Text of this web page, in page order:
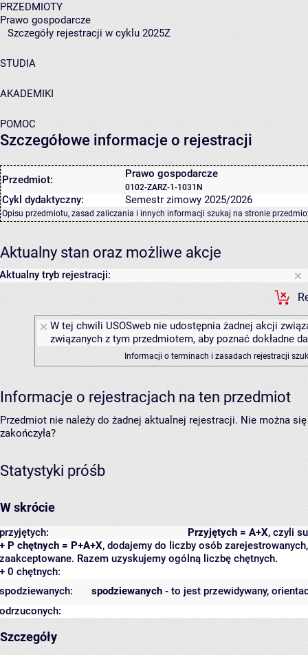
PRZEDMIOTY
Prawo gospodarcze
Szczegóły rejestracji w cyklu 2025Z
STUDIA
AKADEMIKI
POMOC
Szczegółowe informacje o rejestracji
Przedmiot: Prawo gospodarcze
0102-ZARZ-1-1031N
Cykl dydaktyczny: Semestr zimowy 2025/2026
Opisu przedmiotu, zasad zaliczania i innych informacji szukaj na stronie
Aktualny stan oraz możliwe akcje
Aktualny tryb rejestracji:
W tej chwili USOSweb nie udostępnia żadnej akcji
związanych z tym przedmiotem, aby poznać dokładne
Informacji o terminach i zasadach rejestracji
Informacje o rejestracjach na ten przedmiot
Przedmiot nie należy do żadnej aktualnej rejestracji. Nie można
zakończyła?
Statystyki próśb
W skrócie
Przyjętych = A+X, czyli
przyjętych:
+ P chętnych = P+A+X, dodajemy do liczby osób
zaakceptowane. Razem uzyskujemy ogólną liczbę chętnych.
+ 0 chętnych:
spodziewanych - to jest przewidywany,
spodziewanych:
odrzuconych:
Szczegóły